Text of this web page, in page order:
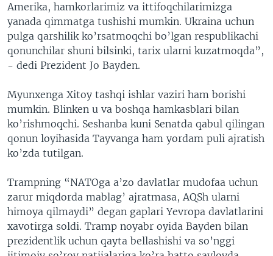
Amerika, hamkorlarimiz va ittifoqchilarimizga
yanada qimmatga tushishi mumkin. Ukraina uchun
pulga qarshilik ko’rsatmoqchi bo’lgan respublikachi
qonunchilar shuni bilsinki, tarix ularni kuzatmoqda”,
- dedi Prezident Jo Bayden.
Myunxenga Xitoy tashqi ishlar vaziri ham borishi
mumkin. Blinken u va boshqa hamkasblari bilan
ko’rishmoqchi. Seshanba kuni Senatda qabul qilingan
qonun loyihasida Tayvanga ham yordam puli ajratish
ko’zda tutilgan.
Trampning “NATOga a’zo davlatlar mudofaa uchun
zarur miqdorda mablag’ ajratmasa, AQSh ularni
himoya qilmaydi” degan gaplari Yevropa davlatlarini
xavotirga soldi. Tramp noyabr oyida Bayden bilan
prezidentlik uchun qayta bellashishi va so’nggi